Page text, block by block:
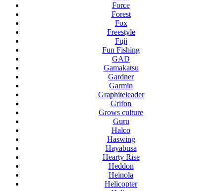
Force
Forest
Fox
Freestyle
Fuji
Fun Fishing
GAD
Gamakatsu
Gardner
Garmin
Graphiteleader
Grifon
Grows culture
Guru
Halco
Haswing
Hayabusa
Hearty Rise
Heddon
Heinola
Helicopter